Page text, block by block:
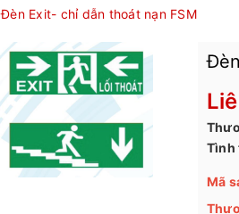
Đèn Exit- chỉ dẫn thoát nạn FSM
Tình
Mã